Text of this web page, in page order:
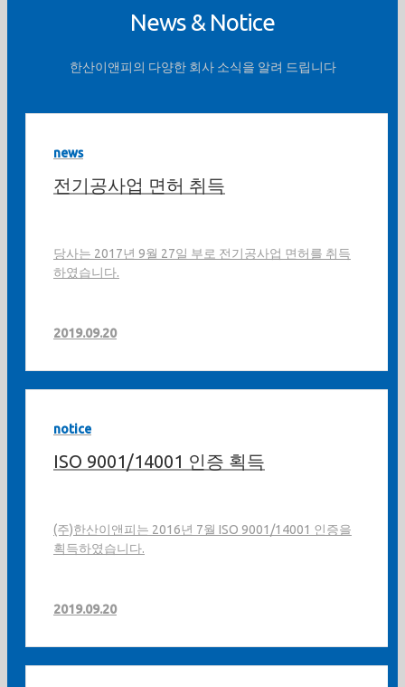
News & Notice
한산이앤피의 다양한 회사 소식을 알려 드립니다
news
전기공사업 면허 취득
당사는 2017년 9월 27일 부로 전기공사업 면허를 취득
하였습니다.
2019.09.20
notice
ISO 9001/14001 인증 획득
(주)한산이앤피는 2016년 7월 ISO 9001/14001 인증을
획득하였습니다.
2019.09.20